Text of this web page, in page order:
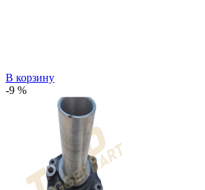
В корзину
-9 %